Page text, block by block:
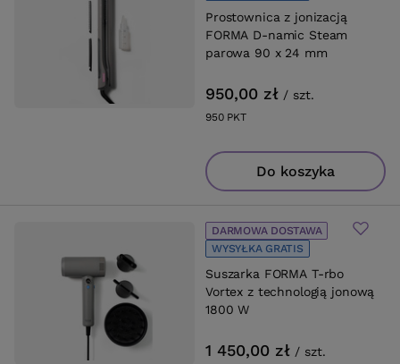
Prostownica z jonizacją
FORMA D-namic Steam
parowa 90 x 24 mm
950,00 zł / szt.
950PKTpunktów
Do koszyka
Suszarka FORMA T-rbo
Vortex z technologią jonową
1800 W
DARMOWA DOSTAWA
WYSYŁKA GRATIS
1 450,00 zł / szt.